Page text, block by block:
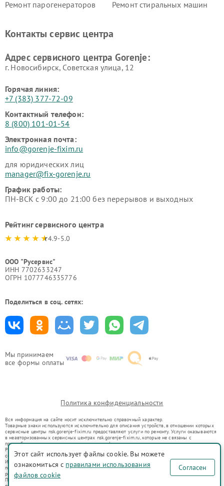
Мы принимаем
все формы оплаты
Ремонт парогенераторов
Ремонт стиральных машин
Контакты сервис центра
Адрес сервисного центра Gorenje:
г. Новосибирск, Советская улица, 12
Горячая линия:
+7 (383) 377-72-09
Контактный телефон:
8 (800) 101-01-54
Электронная почта:
info@gorenje-fixim.ru
для юридических лиц
manager@fix-gorenje.ru
График работы:
ПН-ВСК с 9:00 до 21:00 без перерывов и выходных
Рейтинг сервисного центра
4.9-5.0
ООО "Русервис"
ИНН 7702633247
ОГРН 1077746335776
Поделиться в соц. сетях:
Политика конфиденциальности
Вся информация на сайте носит исключительно справочный характер.
Товарные знаки используются исключительно для описания устройств, в отношении которых
сервисные центры nsk.gorenje-fixim.ru предоставляют услуги по ремонту. Услуги оказываются
в неавторизованных сервисных центрах nsk.gorenje-fixim.ru, которые не связаны с
правообладателями товарных знаков или их официальными представителями.
Ремонт осуществляется для устройств, уже введенных в гражданский оборот в соответствии
со статьей 1487 ГК РФ.
Использование товарных знаков не преследует цели индивидуализации услуг или введения
потребителей в заблуждение, а служит для информирования о предоставляемых услугах по
ремонту техники указанных брендов.
Представленная на сайте информация не является публичной офертой, определяемой
Этот сайт использует файлы cookie. Вы можете
ознакомиться с правилами использования
файлов cookie
Согласен